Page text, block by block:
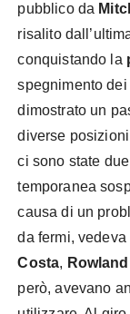
pubblico da
risalito
conquistando la
spegnimento
dimostrato un
diverse
ci sono state due
temporanea
causa di un
da fermi,
Costa, Rowland
però, avevano